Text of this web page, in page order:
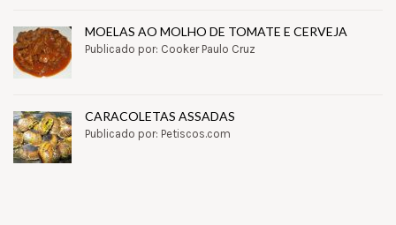
MOELAS AO MOLHO DE TOMATE E CERVEJA
Publicado por: Cooker Paulo Cruz
CARACOLETAS ASSADAS
Publicado por: Petiscos.com